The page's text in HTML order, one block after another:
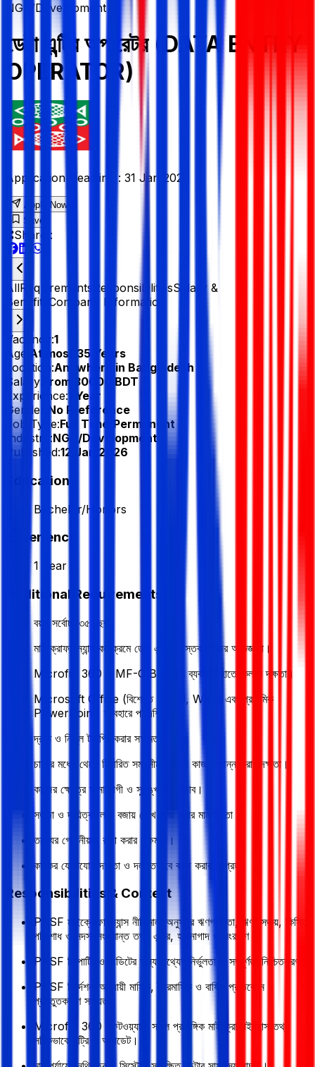
NGO/Development
ডেটা এন্ট্রি অপারেটর (DATA ENTRY
OPERATOR)
Application Deadline : 31 Jan 2026
Apply Now
Save
Share :
AllRequirements ResponsibilitiesSalary &
Benefits Company Information
Vacancy:1
Age:
At most 35 Years
Location:Anywhere in Bangladesh
Salary:
From 30000 BDT
Experience:1 Year
Gender:
No Preference
Job Type:Full Time/Permanent
Industry:NGO/Development
Published:12 Jan 2026
Education
Bachelor/Honors
Experience
1 Year
Additional Requirements
বয়স সর্বোচ্চ ৩৫ বছর।
মাইক্রোফাইন্যান্স কার্যক্রমে ডেটা এন্ট্রির বাস্তব কাজের অভিজ্ঞতা।
Microfin 360 ও MF-CIB সিস্টেম ব্যবহারে হাতে-কলমে দক্ষতা।
Microsoft Office (বিশেষত Excel, Word এবং প্রাথমিক
PowerPoint) ব্যবহারে পারদর্শিতা।
দ্রুত ও নির্ভুল টাইপিং করার সক্ষমতা।
চাপের মধ্যে থেকে নির্ধারিত সময়সীমার মধ্যে কাজ সম্পন্ন করার দক্ষতা।
কাজের ক্ষেত্রে মনোযোগী ও সুশৃঙ্খল মনোভাব।
সততা ও দায়িত্বশীলতা বজায় রেখে কাজ করার মানসিকতা।
তথ্যের গোপনীয়তা রক্ষা করার সক্ষমতা।
কার্যকর যোগাযোগ দক্ষতা ও দলগতভাবে কাজ করার আগ্রহ।
Responsibilities & Context
PKSF মাইক্রোফাইন্যান্স নীতিমালা অনুসারে ঋণগ্রহীতা, ঋণ, সঞ্চয়, কিস্তি
পরিশোধ ও সদস্যসংক্রান্ত তথ্য এন্ট্রি, হালনাগাদ ও সংরক্ষণ।
PKSF রিপোর্টিং ও অডিটের জন্য তথ্যের নির্ভুলতা ও সম্পূর্ণতা নিশ্চিতকরণ।
PKSF নির্দেশনা অনুযায়ী মাসিক, ত্রৈমাসিক ও বার্ষিক প্রতিবেদন
প্রস্তুতকরণে সহায়তা।
Microfin 360 সফটওয়্যারে সকল প্রাসঙ্গিক মাইক্রোফাইন্যান্স তথ্য
সঠিকভাবে এন্ট্রি ও আপডেট।